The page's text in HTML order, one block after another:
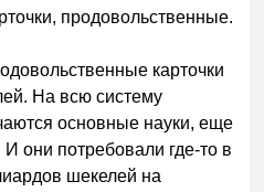
продовольственные.
карточки
На всю систему
основные науки, еще
они потребовали где-то в
шекелей на